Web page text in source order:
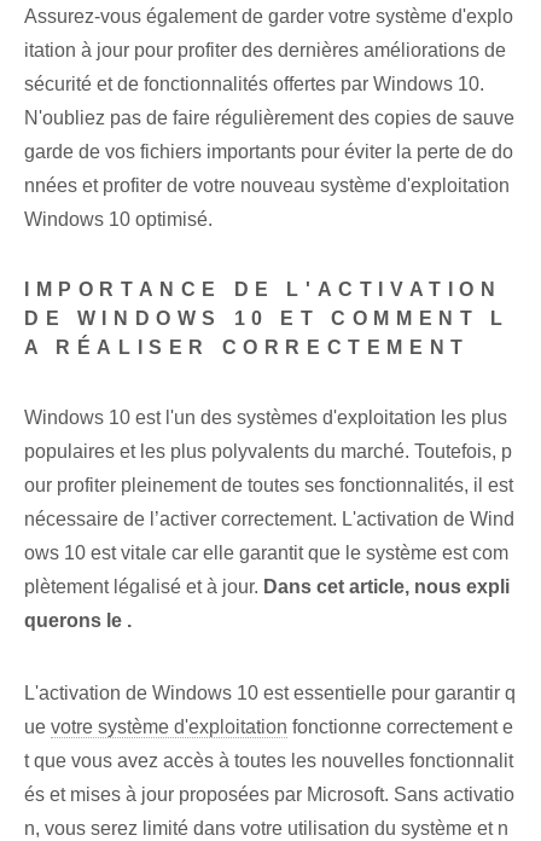
Assurez-vous également de garder votre système d'explo
itation à jour pour profiter des dernières améliorations de
sécurité et de fonctionnalités offertes par Windows 10.
N'oubliez pas de faire régulièrement des copies de sauve
garde de vos fichiers importants pour éviter la perte de do
nnées et profiter de votre nouveau système d'exploitation
Windows 10 optimisé.
IMPORTANCE DE L'ACTIVATION
DE WINDOWS 10 ET COMMENT L
A RÉALISER CORRECTEMENT
Windows 10 est l'un des systèmes d'exploitation les plus
populaires et les plus polyvalents du marché. Toutefois, p
our profiter pleinement de toutes ses fonctionnalités, il est
nécessaire de l’activer correctement. L'activation de ‌Wind
ows 10 est vitale car elle garantit⁢ que le système est com
plètement ⁣légalisé et⁣ à jour. Dans cet article, nous expli
querons le .
L'activation de Windows 10 est essentielle pour garantir q
ue votre système d'exploitation fonctionne correctement e
t que vous avez accès à toutes les nouvelles fonctionnalit
és et mises à jour proposées par Microsoft. Sans activatio
n, vous serez limité dans votre utilisation du système et n